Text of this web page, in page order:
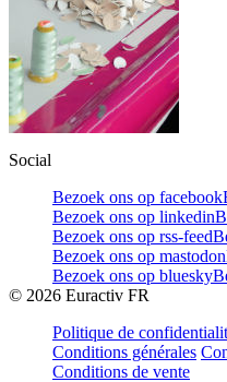
Social
Bezoek ons op facebook
Bezoek ons op linkedin
Bezoek ons op rss-feed
Bezoek ons op mastodon
Bezoek ons op bluesky
© 2026 Euractiv FR
Politique de
Conditions générales
Conditions de vente